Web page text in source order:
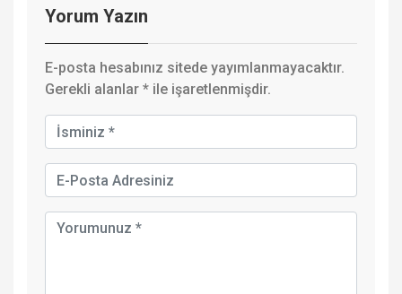
Yorum Yazın
E-posta hesabınız sitede yayımlanmayacaktır.
Gerekli alanlar * ile işaretlenmişdir.